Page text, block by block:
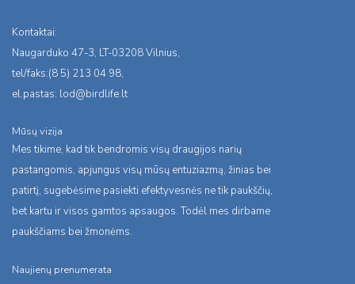
Kontaktai:
Naugarduko 47-3, LT-03208 Vilnius,
tel/faks:(8 5) 213 04 98,
el.pastas: lod@birdlife.lt
Mūsų vizija
Mes tikime, kad tik bendromis visų draugijos narių
pastangomis, apjungus visų mūsų entuziazmą, žinias bei
patirtį, sugebėsime pasiekti efektyvesnės ne tik paukščių,
bet kartu ir visos gamtos apsaugos. Todėl mes dirbame
paukščiams bei žmonėms.
Naujienų prenumerata